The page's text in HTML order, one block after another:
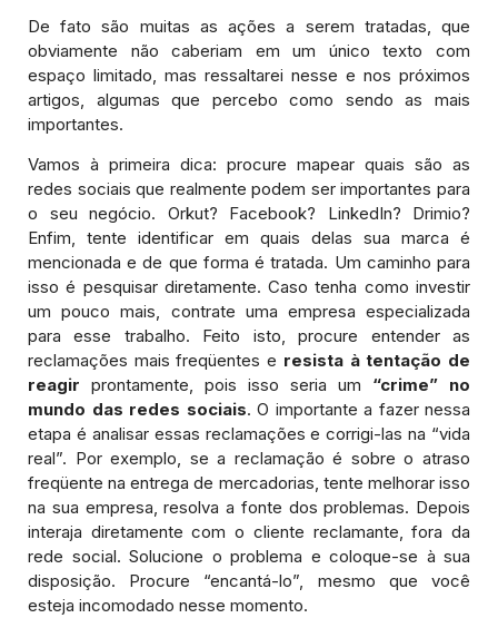
De fato são muitas as ações a serem tratadas, que
obviamente não caberiam em um único texto com
espaço limitado, mas ressaltarei nesse e nos próximos
artigos, algumas que percebo como sendo as mais
importantes.
Vamos à primeira dica: procure mapear quais são as
redes sociais que realmente podem ser importantes para
o seu negócio. Orkut? Facebook? LinkedIn? Drimio?
Enfim, tente identificar em quais delas sua marca é
mencionada e de que forma é tratada. Um caminho para
isso é pesquisar diretamente. Caso tenha como investir
um pouco mais, contrate uma empresa especializada
para esse trabalho. Feito isto, procure entender as
reclamações mais freqüentes e resista à tentação de
reagir prontamente, pois isso seria um “crime” no
mundo das redes sociais. O importante a fazer nessa
etapa é analisar essas reclamações e corrigi-las na “vida
real”. Por exemplo, se a reclamação é sobre o atraso
freqüente na entrega de mercadorias, tente melhorar isso
na sua empresa, resolva a fonte dos problemas. Depois
interaja diretamente com o cliente reclamante, fora da
rede social. Solucione o problema e coloque-se à sua
disposição. Procure “encantá-lo”, mesmo que você
esteja incomodado nesse momento.